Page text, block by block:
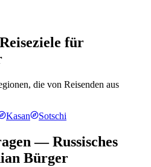
für
die von Reisenden aus
Kasan Sotschi
— Russisches
Bürger